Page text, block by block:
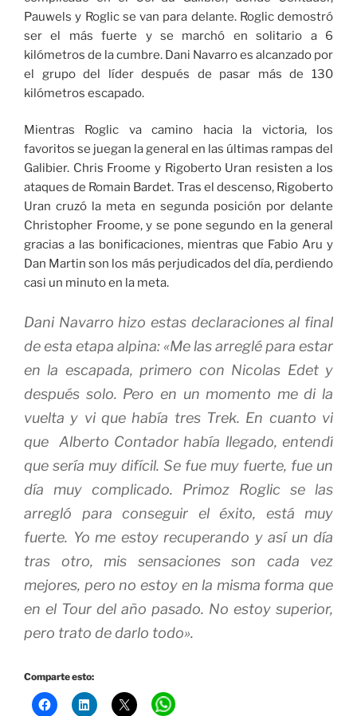
Pauwels y Roglic se van para delante. Roglic demostró
ser el más fuerte y se marchó en solitario a 6
kilómetros de la cumbre. Dani Navarro es alcanzado por
el grupo del líder después de pasar más de 130
kilómetros escapado.
Mientras Roglic va camino hacia la victoria, los
favoritos se juegan la general en las últimas rampas del
Galibier. Chris Froome y Rigoberto Uran resisten a los
ataques de Romain Bardet. Tras el descenso, Rigoberto
Uran cruzó la meta en segunda posición por delante
Christopher Froome, y se pone segundo en la general
gracias a las bonificaciones, mientras que Fabio Aru y
Dan Martin son los más perjudicados del día, perdiendo
casi un minuto en la meta.
Dani Navarro hizo estas declaraciones al final
de esta etapa alpina: «Me las arreglé para estar
en la escapada, primero con Nicolas Edet y
después solo. Pero en un momento me di la
vuelta y vi que había tres Trek. En cuanto vi
que Alberto Contador había llegado, entendí
que sería muy difícil. Se fue muy fuerte, fue un
día muy complicado. Primoz Roglic se las
arregló para conseguir el éxito, está muy
fuerte. Yo me estoy recuperando y así un día
tras otro, mis sensaciones son cada vez
mejores, pero no estoy en la misma forma que
en el Tour del año pasado. No estoy superior,
pero trato de darlo todo».
Comparte esto: